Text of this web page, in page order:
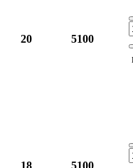
20
5100